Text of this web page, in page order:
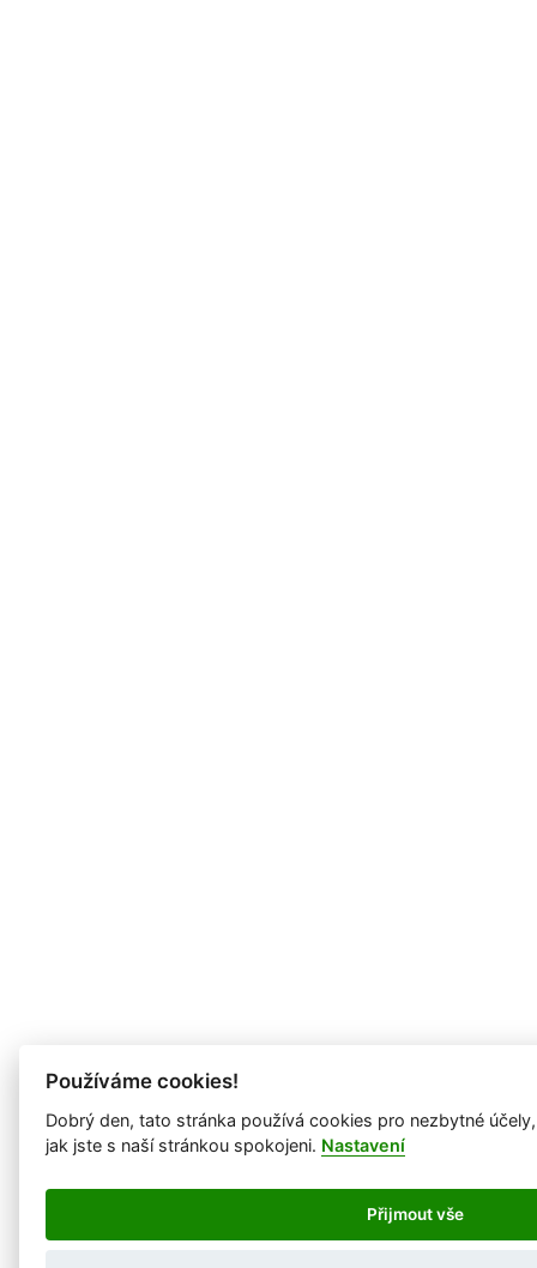
Používáme cookies!
Dobrý den, tato stránka používá cookies pro nezbytné
jak jste s naší stránkou spokojeni. Nastavení
Přijmout vše